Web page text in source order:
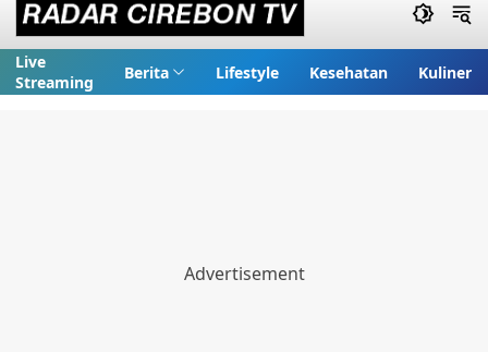
Live
Streaming
Berita Lifestyle Kesehatan Kuliner